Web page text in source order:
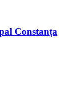
Constanța